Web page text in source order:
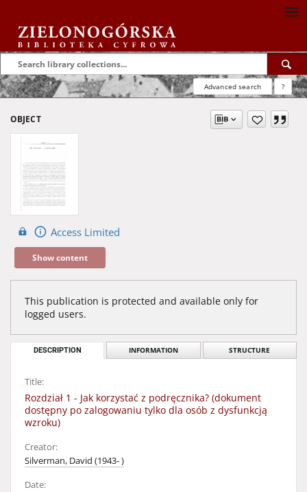
Advanced search ?
OBJECT
Access Limited
Show content
This publication is protected and available only for
logged users.
DESCRIPTION INFORMATION STRUCTURE
Title:
Rozdział 1 - Jak korzystać z podręcznika? (dokument
dostępny po zalogowaniu tylko dla osób z dysfunkcją
wzroku)
Creator:
Silverman, David (1943- )
Date: